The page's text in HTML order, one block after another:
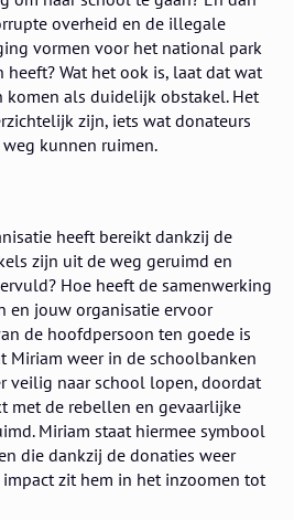
overheid en de illegale
vormen voor het national park
Wat het ook is, laat dat wat
komen als duidelijk obstakel. Het
zijn, iets wat donateurs
kunnen ruimen.
heeft bereikt dankzij de
zijn uit de weg geruimd en
Hoe heeft de samenwerking
en jouw organisatie ervoor
de hoofdpersoon ten goede is
Miriam weer in de schoolbanken
veilig naar school lopen, doordat
met de rebellen en gevaarlijke
Miriam staat hiermee symbool
die dankzij de donaties weer
zit hem in het inzoomen tot